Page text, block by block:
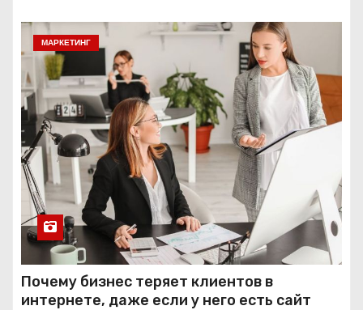
МАРКЕТИНГ
Почему бизнес теряет клиентов в
интернете, даже если у него есть сайт